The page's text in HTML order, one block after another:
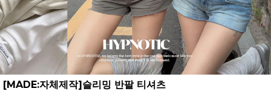
[MADE:자체제작]슬리밍 반팔 티셔츠